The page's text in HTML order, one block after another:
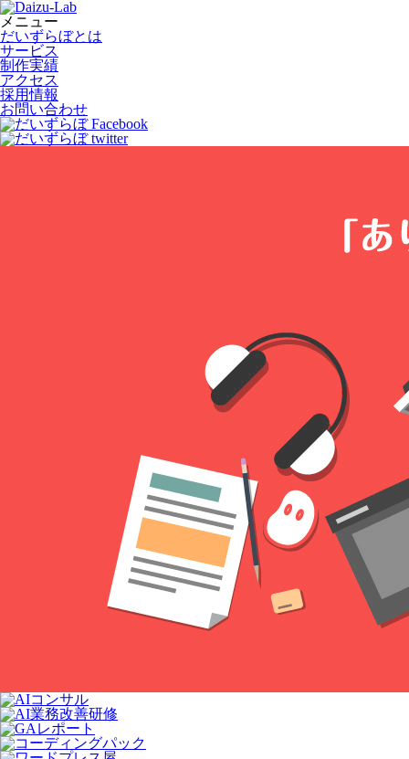
メニュー
だいずらぼとは
サービス
制作実績
アクセス
採用情報
お問い合わせ